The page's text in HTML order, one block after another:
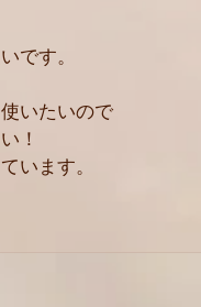
です。
いたいので
！
います。